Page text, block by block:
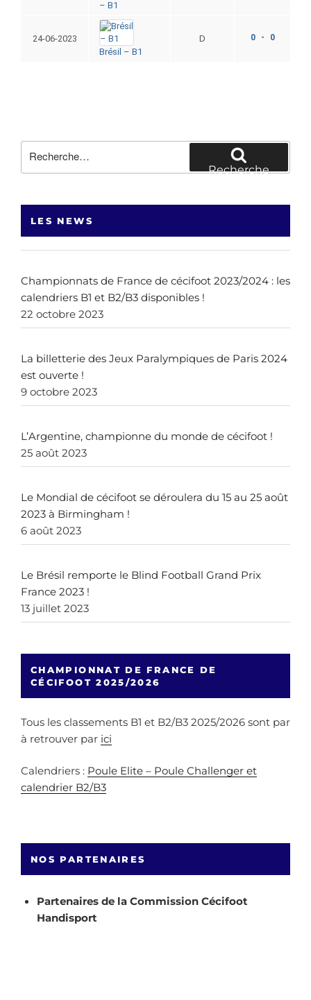
– B1
24-06-2023
Brésil – B1
D 0 - 0
pour
Recherche
LES NEWS
Championnats de France de cécifoot 2023/2024 : les
calendriers B1 et B2/B3 disponibles !
22 octobre 2023
La billetterie des Jeux Paralympiques de Paris 2024
est ouverte !
9 octobre 2023
L’Argentine, championne du monde de cécifoot !
25 août 2023
Le Mondial de cécifoot se déroulera du 15 au 25 août
2023 à Birmingham !
6 août 2023
Le Brésil remporte le Blind Football Grand Prix
France 2023 !
13 juillet 2023
CHAMPIONNAT DE FRANCE DE
CÉCIFOOT 2025/2026
Tous les classements B1 et B2/B3 2025/2026 sont par
à retrouver par ici
Calendriers : Poule Elite – Poule Challenger et
calendrier B2/B3
NOS PARTENAIRES
Partenaires de la Commission Cécifoot
Handisport